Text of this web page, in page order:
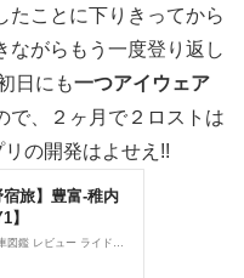
たことに下りきってから
ながらもう一度登り返し
日にも一つアイウェア
で、２ヶ月で２ロストは
の開発はよせえ!!